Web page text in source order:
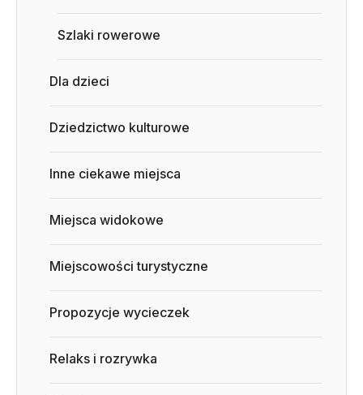
Szlaki rowerowe
Dla dzieci
Dziedzictwo kulturowe
Inne ciekawe miejsca
Miejsca widokowe
Miejscowości turystyczne
Propozycje wycieczek
Relaks i rozrywka